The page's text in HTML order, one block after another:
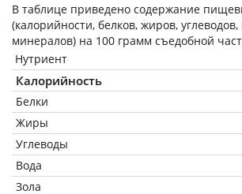
В таблице приведено содержание
(калорийности, белков, жиров,
минералов) на 100 грамм съедобной
Нутриент
Калорийность
Белки
Жиры
Углеводы
Вода
Зола